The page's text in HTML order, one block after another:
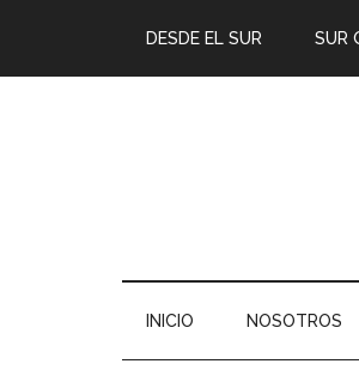
DESDE EL SUR SUR
INICIO NOSOTROS